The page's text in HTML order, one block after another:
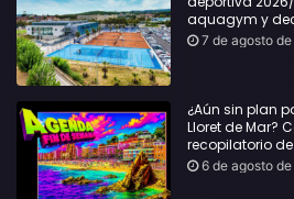
aquagym y
todas las
7 de agosto
¿Aún sin plan
Lloret de Mar?
recopilatorio
6 de agosto